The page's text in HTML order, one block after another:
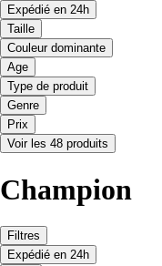
Expédié en 24h
Taille
Couleur dominante
Age
Type de produit
Genre
Prix
Voir les 48 produits
Champion
Filtres
Expédié en 24h